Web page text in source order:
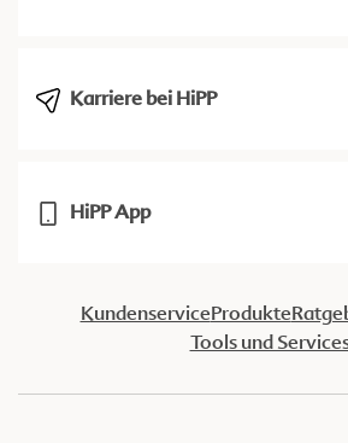
Karriere bei HiPP
HiPP App
KundenserviceProdukte
Tools und